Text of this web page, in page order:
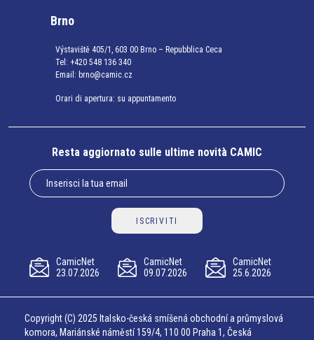
Brno
Výstaviště 405/1, 603 00 Brno – Repubblica Ceca
Tel: +420 548 136 340
Email: brno@camic.cz
Orari di apertura: su appuntamento
Resta aggiornato sulle ultime novità CAMIC
ISCRIVITI
CamicNet
23.07.2026
CamicNet
09.07.2026
CamicNet
25.6.2026
Copyright (C) 2025 Italsko-česká smíšená obchodní a průmyslová
komora, Mariánské náměstí 159/4, 110 00 Praha 1, Česká